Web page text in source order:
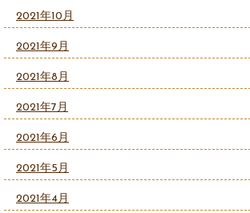
2021年10月
2021年9月
2021年8月
2021年7月
2021年6月
2021年5月
2021年4月